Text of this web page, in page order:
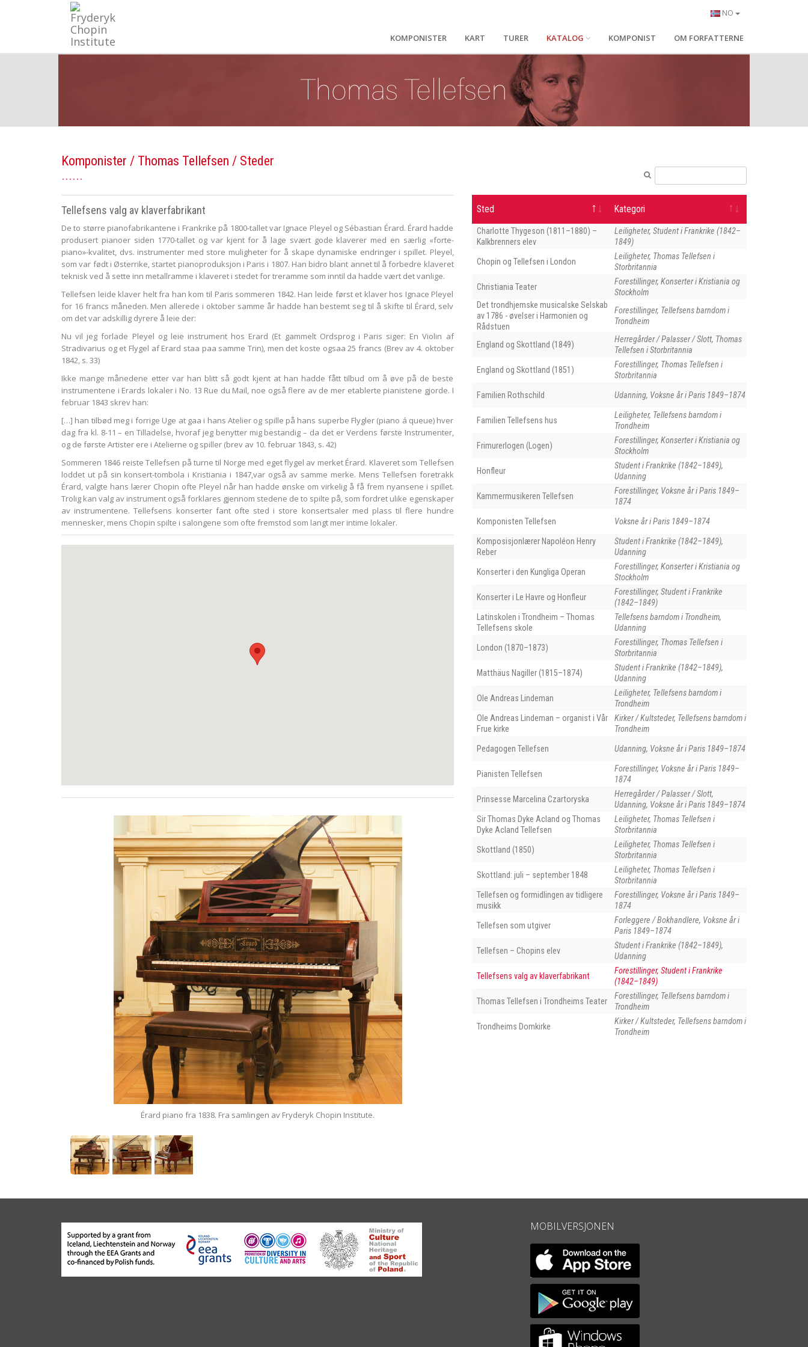
NO
KOMPONISTER KART TURER KATALOG KOMPONIST OM FORFATTERNE
Komponister / Thomas Tellefsen / Steder
Tellefsens valg av klaverfabrikant
De to større pianofabrikantene i Frankrike på 1800-tallet var Ignace Pleyel og Sébastian Érard. Érard hadde
produsert pianoer siden 1770-tallet og var kjent for å lage svært gode klaverer med en særlig «forte-
piano»-kvalitet, dvs. instrumenter med store muligheter for å skape dynamiske endringer i spillet. Pleyel,
som var født i Østerrike, startet pianoproduksjon i Paris i 1807. Han bidro blant annet til å forbedre klaveret
teknisk ved å sette inn metallramme i klaveret i stedet for treramme som inntil da hadde vært det vanlige.
Tellefsen leide klaver helt fra han kom til Paris sommeren 1842. Han leide først et klaver hos Ignace Pleyel
for 16 francs måneden. Men allerede i oktober samme år hadde han bestemt seg til å skifte til Érard, selv
om det var adskillig dyrere å leie der:
Nu vil jeg forlade Pleyel og leie instrument hos Erard (Et gammelt Ordsprog i Paris siger: En Violin af
Stradivarius og et Flygel af Erard staa paa samme Trin), men det koste ogsaa 25 francs (Brev av 4. oktober
1842, s. 33)
Ikke mange månedene etter var han blitt så godt kjent at han hadde fått tilbud om å øve på de beste
instrumentene i Erards lokaler i No. 13 Rue du Mail, noe også flere av de mer etablerte pianistene gjorde. I
februar 1843 skrev han:
[…] han tilbød meg i forrige Uge at gaa i hans Atelier og spille på hans superbe Flygler (piano á queue) hver
dag fra kl. 8-11 – en Tilladelse, hvoraf jeg benytter mig bestandig – da det er Verdens første Instrumenter,
og de første Artister ere i Atelierne og spiller (brev av 10. februar 1843, s. 42)
Sommeren 1846 reiste Tellefsen på turne til Norge med eget flygel av merket Érard. Klaveret som Tellefsen
loddet ut på sin konsert-tombola i Kristiania i 1847,var også av samme merke. Mens Tellefsen foretrakk
Érard, valgte hans lærer Chopin ofte Pleyel når han hadde ønske om virkelig å få frem nyansene i spillet.
Trolig kan valg av instrument også forklares gjennom stedene de to spilte på, som fordret ulike egenskaper
av instrumentene. Tellefsens konserter fant ofte sted i store konsertsaler med plass til flere hundre
mennesker, mens Chopin spilte i salongene som ofte fremstod som langt mer intime lokaler.
Érard piano fra 1838. Fra samlingen av Fryderyk Chopin Institute.
Sted Kategori
Charlotte Thygeson (1811–1880) –
Kalkbrenners elev
Leiligheter, Student i Frankrike (1842–
1849)
Chopin og Tellefsen i London
Leiligheter, Thomas Tellefsen i
Storbritannia
Christiania Teater
Forestillinger, Konserter i Kristiania og
Stockholm
Det trondhjemske musicalske Selskab
av 1786 - øvelser i Harmonien og
Rådstuen
Forestillinger, Tellefsens barndom i
Trondheim
England og Skottland (1849)
Herregårder / Palasser / Slott, Thomas
Tellefsen i Storbritannia
England og Skottland (1851)
Forestillinger, Thomas Tellefsen i
Storbritannia
Familien Rothschild Udanning, Voksne år i Paris 1849–1874
Familien Tellefsens hus
Leiligheter, Tellefsens barndom i
Trondheim
Frimurerlogen (Logen)
Forestillinger, Konserter i Kristiania og
Stockholm
Honfleur
Student i Frankrike (1842–1849),
Udanning
Kammermusikeren Tellefsen
Forestillinger, Voksne år i Paris 1849–
1874
Komponisten Tellefsen Voksne år i Paris 1849–1874
Komposisjonlærer Napoléon Henry
Reber
Student i Frankrike (1842–1849),
Udanning
Konserter i den Kungliga Operan
Forestillinger, Konserter i Kristiania og
Stockholm
Konserter i Le Havre og Honfleur
Forestillinger, Student i Frankrike
(1842–1849)
Latinskolen i Trondheim – Thomas
Tellefsens skole
Tellefsens barndom i Trondheim,
Udanning
London (1870–1873)
Forestillinger, Thomas Tellefsen i
Storbritannia
Matthäus Nagiller (1815–1874)
Student i Frankrike (1842–1849),
Udanning
Ole Andreas Lindeman
Leiligheter, Tellefsens barndom i
Trondheim
Ole Andreas Lindeman – organist i Vår
Frue kirke
Kirker / Kultsteder, Tellefsens barndom i
Trondheim
Pedagogen Tellefsen Udanning, Voksne år i Paris 1849–1874
Pianisten Tellefsen
Forestillinger, Voksne år i Paris 1849–
1874
Prinsesse Marcelina Czartoryska
Herregårder / Palasser / Slott,
Udanning, Voksne år i Paris 1849–1874
Sir Thomas Dyke Acland og Thomas
Dyke Acland Tellefsen
Leiligheter, Thomas Tellefsen i
Storbritannia
Skottland (1850)
Leiligheter, Thomas Tellefsen i
Storbritannia
Skottland: juli – september 1848
Leiligheter, Thomas Tellefsen i
Storbritannia
Tellefsen og formidlingen av tidligere
musikk
Forestillinger, Voksne år i Paris 1849–
1874
Tellefsen som utgiver
Forleggere / Bokhandlere, Voksne år i
Paris 1849–1874
Tellefsen – Chopins elev
Student i Frankrike (1842–1849),
Udanning
Tellefsens valg av klaverfabrikant
Forestillinger, Student i Frankrike
(1842–1849)
Thomas Tellefsen i Trondheims Teater
Forestillinger, Tellefsens barndom i
Trondheim
Trondheims Domkirke
Kirker / Kultsteder, Tellefsens barndom i
Trondheim
MOBILVERSJONEN